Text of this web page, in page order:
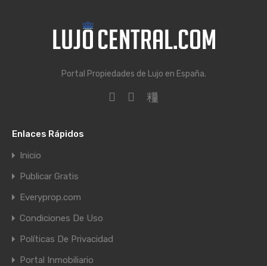
Portal Propiedades de Lujo en España.
Enlaces Rápidos
Inicio
Publicar Gratis
Everyprop.com
Condiciones De Uso
Políticas De Privacidad
Portal Inmobiliario